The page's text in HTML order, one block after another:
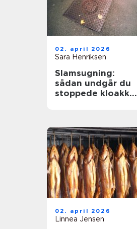
02. april 2026
Sara Henriksen
Slamsugning:
sådan undgår du
stoppede kloakker
02. april 2026
Linnea Jensen